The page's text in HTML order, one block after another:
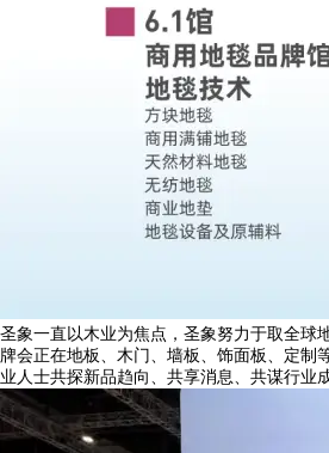
圣象一直以木业为焦点，圣象努力于取全球
牌会正在地板、木门、墙板、饰面板、定制
业人士共探新品趋向、共享消息、共谋行业成